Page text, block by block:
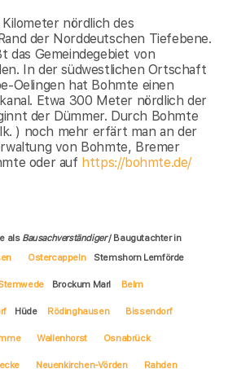
nördlich des
der Norddeutschen Tiefebene.
das Gemeindegebiet von
In der südwestlichen Ortschaft
Oelingen hat Bohmte einen
Etwa 300 Meter nördlich der
der Dümmer. Durch Bohmte
) noch mehr erfärt man an der
von Bohmte, Bremer
oder auf https://bohmte.de/
als Bausachverständiger/ Baugutachter in
Ostercappeln Stemshorn Lemförde
Brockum Marl Belm
Hüde Rödinghausen Bissendorf
Wallenhorst Osnabrück
Neuenkirchen-Vörden Rahden